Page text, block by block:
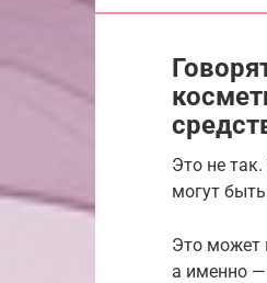
Это не
могут
Это может
а именно